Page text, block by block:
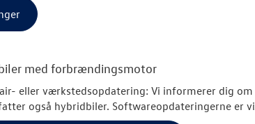
med forbrændingsmotor
eller værkstedsopdatering: Vi informerer dig
også hybridbiler. Softwareopdateringerne er